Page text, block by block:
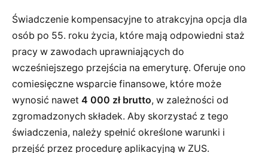
Świadczenie kompensacyjne to atrakcyjna opcja dla
osób po 55. roku życia, które mają odpowiedni staż
pracy w zawodach uprawniających do
wcześniejszego przejścia na emeryturę. Oferuje ono
comiesięczne wsparcie finansowe, które może
wynosić nawet 4 000 zł brutto, w zależności od
zgromadzonych składek. Aby skorzystać z tego
świadczenia, należy spełnić określone warunki i
przejść przez procedurę aplikacyjną w ZUS.